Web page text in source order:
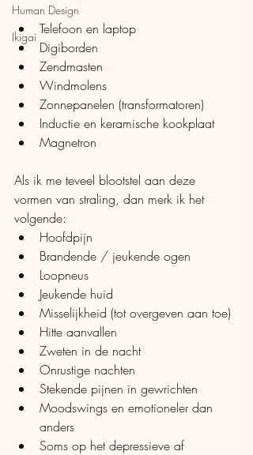
Human Design
Ikigai Telefoon en laptop
Digiborden
Zendmasten
Windmolens
Zonnepanelen (transformatoren)
Inductie en keramische kookplaat
Magnetron
Als ik me teveel blootstel aan deze
vormen van straling, dan merk ik het
volgende:
Hoofdpijn
Brandende / jeukende ogen
Loopneus
Jeukende huid
Misselijkheid (tot overgeven aan toe)
Hitte aanvallen
Zweten in de nacht
Onrustige nachten
Stekende pijnen in gewrichten
Moodswings en emotioneler dan
anders
Soms op het depressieve af